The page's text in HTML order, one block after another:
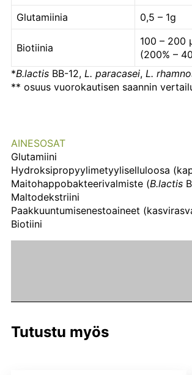
Glutamiinia
0,5 – 1g
Biotiinia
100 – 200
(200% –
*B.lactisBB-12, L. paracasei,L.
** osuus vuorokautisen saannin
AINESOSAT
Glutamiini
Hydroksipropyylimetyyliselluloosa
Maitohappobakteerivalmiste (B.lactis
Maltodekstriini
Paakkuuntumisenestoaineet
Biotiini
Tutustu myös